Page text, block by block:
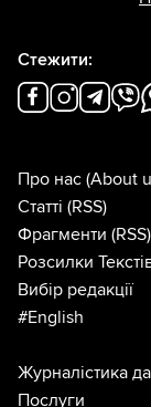
Стежити:
Про нас (About
Статті (RSS)
Фрагменти (RSS)
Розсилки
Вибір редакції
#English
Журналістика
Послуги